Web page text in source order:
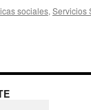
sociales, Servicios